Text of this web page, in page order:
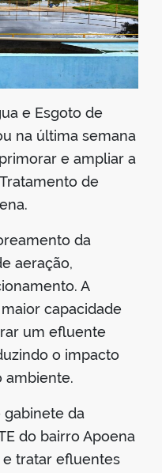
e Esgoto de
na última semana
e ampliar a
de
da
aeração,
A
capacidade
um efluente
o impacto
ambiente.
da
do bairro Apoena
tratar efluentes